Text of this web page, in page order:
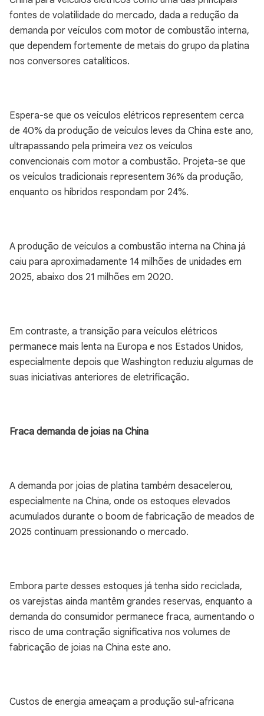
fontes de volatilidade do mercado, dada a redução da
demanda por veículos com motor de combustão interna,
que dependem fortemente de metais do grupo da platina
nos conversores catalíticos.
Espera-se que os veículos elétricos representem cerca
de 40% da produção de veículos leves da China este ano,
ultrapassando pela primeira vez os veículos
convencionais com motor a combustão. Projeta-se que
os veículos tradicionais representem 36% da produção,
enquanto os híbridos respondam por 24%.
A produção de veículos a combustão interna na China já
caiu para aproximadamente 14 milhões de unidades em
2025, abaixo dos 21 milhões em 2020.
Em contraste, a transição para veículos elétricos
permanece mais lenta na Europa e nos Estados Unidos,
especialmente depois que Washington reduziu algumas de
suas iniciativas anteriores de eletrificação.
Fraca demanda de joias na China
A demanda por joias de platina também desacelerou,
especialmente na China, onde os estoques elevados
acumulados durante o boom de fabricação de meados de
2025 continuam pressionando o mercado.
Embora parte desses estoques já tenha sido reciclada,
os varejistas ainda mantêm grandes reservas, enquanto a
demanda do consumidor permanece fraca, aumentando o
risco de uma contração significativa nos volumes de
fabricação de joias na China este ano.
Custos de energia ameaçam a produção sul-africana